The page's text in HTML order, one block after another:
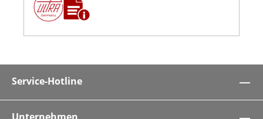
Service-Hotline